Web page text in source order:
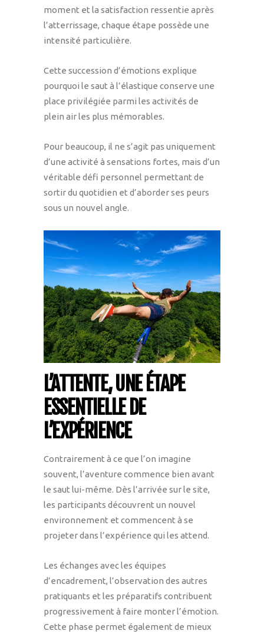
moment et la satisfaction ressentie après
l’atterrissage, chaque étape possède une
intensité particulière.
Cette succession d’émotions explique
pourquoi le saut à l’élastique conserve une
place privilégiée parmi les activités de
plein air les plus mémorables.
Pour beaucoup, il ne s’agit pas uniquement
d’une activité à sensations fortes, mais d’un
véritable défi personnel permettant de
sortir du quotidien et d’aborder ses peurs
sous un nouvel angle.
L’ATTENTE, UNE ÉTAPE
ESSENTIELLE DE
L’EXPÉRIENCE
Contrairement à ce que l’on imagine
souvent, l’aventure commence bien avant
le saut lui-même. Dès l’arrivée sur le site,
les participants découvrent un nouvel
environnement et commencent à se
projeter dans l’expérience qui les attend.
Les échanges avec les équipes
d’encadrement, l’observation des autres
pratiquants et les préparatifs contribuent
progressivement à faire monter l’émotion.
Cette phase permet également de mieux